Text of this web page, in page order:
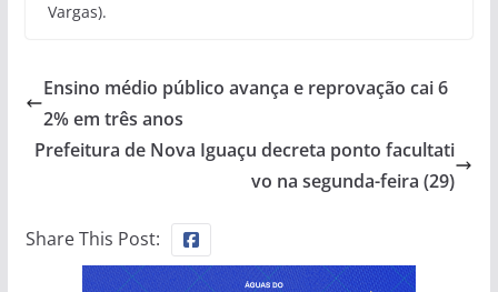
Vargas).
Ensino médio público avança e reprovação cai 6
2% em três anos
Prefeitura de Nova Iguaçu decreta ponto facultati
vo na segunda-feira (29)
Share This Post: